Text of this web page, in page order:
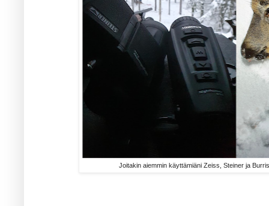
Joitakin aiemmin käyttämiäni Zeiss, Steiner ja